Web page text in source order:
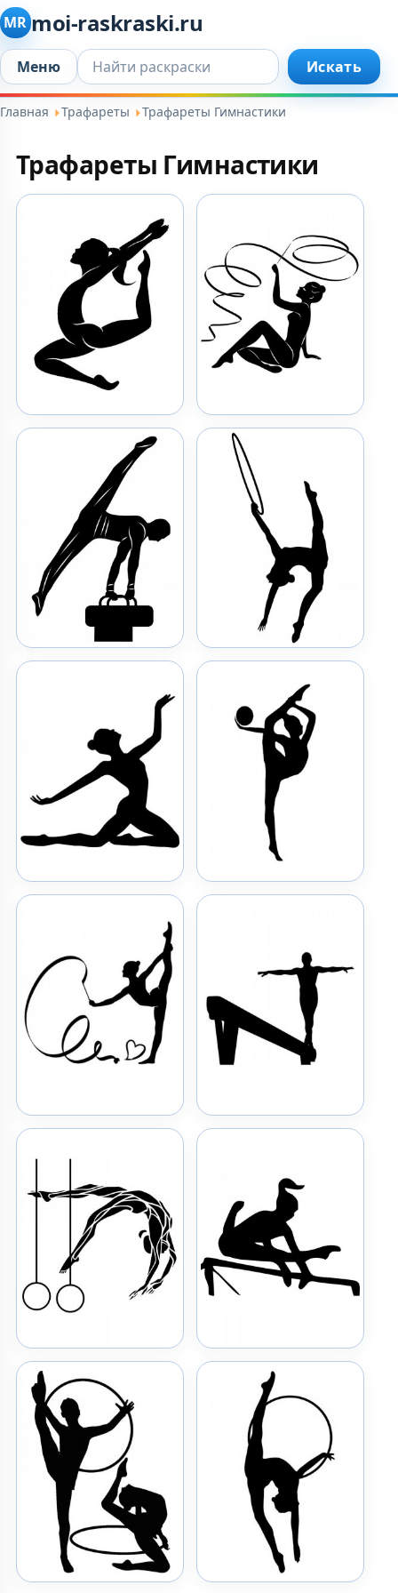
MR moi-raskraski.ru
Меню Искать... Искать
Главная Трафареты Трафареты Гимнастики
Трафареты Гимнастики